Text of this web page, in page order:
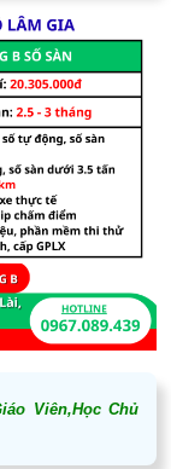
20.405.000đ
Viên,Học Chủ